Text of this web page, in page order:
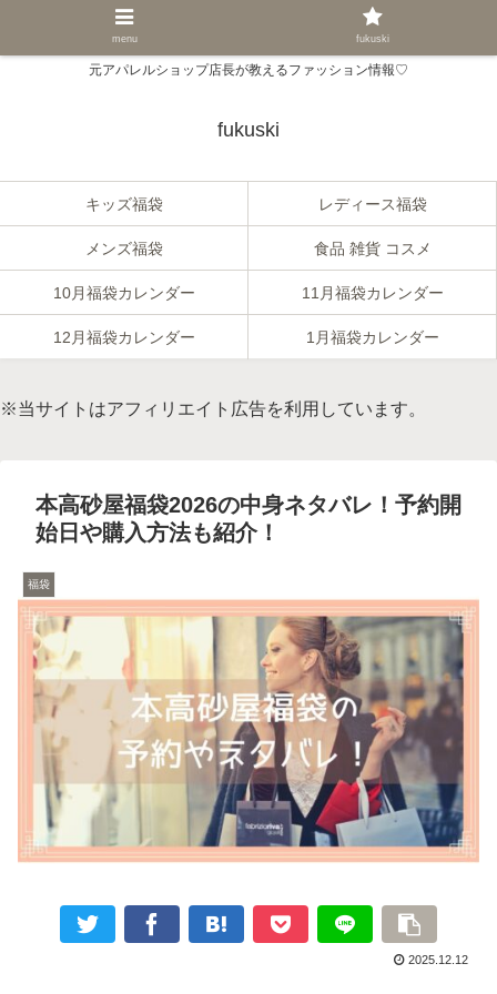
元アパレルショップ店長が教えるファッション情報♡
fukuski
キッズ福袋 レディース福袋
メンズ福袋 食品 雑貨 コスメ
10月福袋カレンダー 11月福袋カレンダー
12月福袋カレンダー 1月福袋カレンダー
※当サイトはアフィリエイト広告を利用しています。
本高砂屋福袋2026の中身ネタバレ！予約開
始日や購入方法も紹介！
福袋
2025.12.12
menu fukuski